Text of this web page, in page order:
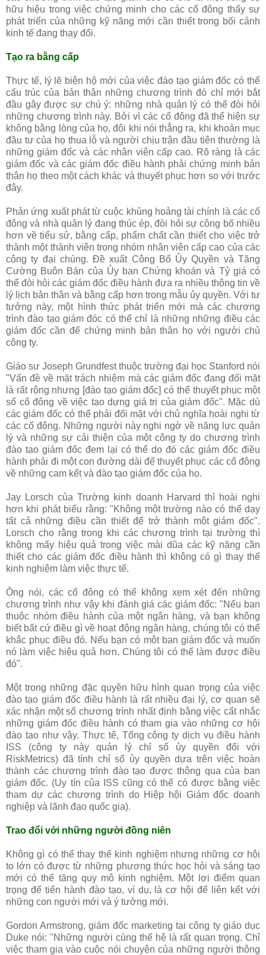
hữu hiệu trong việc chứng minh cho các cổ đông thấy sự
phát triển của những kỹ năng mới cần thiết trong bối cảnh
kinh tế đang thay đổi.
Tạo ra bằng cấp
Thực tế, lý lẽ biện hộ mới của việc đào tạo giám đốc có thể
cấu trúc của bản thân những chương trình đó chỉ mới bắt
đầu gây được sự chú ý: những nhà quản lý có thể đòi hỏi
những chương trình này. Bởi vì các cổ đông đã thể hiện sự
không bằng lòng của họ, đôi khi nói thẳng ra, khi khoản mục
đầu tư của họ thua lỗ và người chịu trận đầu tiên thường là
những giám đốc và các nhân viên cấp cao. Rõ ràng là các
giám đốc và các giám đốc điều hành phải chứng minh bản
thân họ theo một cách khác và thuyết phục hơn so với trước
đây.
Phản ứng xuất phát từ cuộc khủng hoảng tài chính là các cổ
đông và nhà quản lý đang thúc ép, đòi hỏi sự công bố nhiều
hơn về tiểu sử, bằng cấp, phẩm chất cần thiết cho việc trở
thành một thành viên trong nhóm nhân viên cấp cao của các
công ty đại chúng. Đề xuất Công Bố Ủy Quyền và Tăng
Cường Buôn Bán của Ủy ban Chứng khoán và Tỷ giá có
thể đòi hỏi các giám đốc điều hành đưa ra nhiều thông tin về
lý lịch bản thân và bằng cấp hơn trong mẫu ủy quyền. Với tư
tưởng này, một hình thức phát triển mới mà các chương
trình đào tạo giám đóc có thể chỉ là những những điều các
giám đốc cần để chứng minh bản thân họ với người chủ
công ty.
Giáo sư Joseph Grundfest thuộc trường đại học Stanford nói
"Vấn đề về mặt trách nhiệm mà các giám đốc đang đối mặt
là rất rộng nhưng [đào tạo giám đốc] có thể thuyết phục một
số cổ đông về việc tạo dựng giá trị của giám đốc". Mặc dù
các giám đốc có thể phải đối mặt với chủ nghĩa hoài nghi từ
các cổ đông. Những người này nghi ngờ về năng lực quản
lý và những sự cải thiện của một công ty do chương trình
đào tạo giám đốc đem lại có thể do đó các giám đốc điều
hành phải đi một con đường dài để thuyết phục các cổ đông
về những cam kết và đào tạo giám đốc của họ.
Jay Lorsch của Trường kinh doanh Harvard thì hoài nghi
hơn khi phát biểu rằng: "Không một trường nào có thể dạy
tất cả những điều cần thiết để trở thành một giám đốc".
Lorsch cho rằng trong khi các chương trình tại trường thì
không mấy hiệu quả trong việc mài dũa các kỹ năng cần
thiết cho các giám đốc điều hành thì không có gì thay thế
kinh nghiệm làm việc thực tế.
Ông nói, các cổ đông có thể không xem xét đến những
chương trình như vậy khi đánh giá các giám đốc: "Nếu bạn
thuộc nhóm điều hành của một ngân hàng, và bạn không
biết bất cứ điều gì về hoạt động ngân hàng, chúng tôi có thể
khắc phục điều đó. Nếu bạn có một ban giám đốc và muốn
nó làm việc hiệu quả hơn. Chúng tôi có thể làm được điều
đó".
Một trong những đặc quyền hữu hình quan trọng của việc
đào tạo giám đốc điều hành là rất nhiều đại lý, cơ quan sẽ
xác nhận một số chương trình nhất định bằng việc cất nhắc
những giám đốc điều hành có tham gia vào những cơ hội
đào tạo như vậy. Thực tế, Tổng công ty dịch vụ điều hành
ISS (công ty này quản lý chỉ số ủy quyền đối với
RiskMetrics) đã tính chỉ số ủy quyền dựa trên việc hoàn
thành các chương trình đào tạo được thông qua của ban
giám đốc. (Uy tín của ISS cũng có thể có được bằng việc
tham dự các chương trình do Hiệp hội Giám đốc doanh
nghiệp và lãnh đạo quốc gia).
Trao đổi với những người đồng niên
Không gì có thể thay thế kinh nghiệm nhưng những cơ hội
to lớn có được từ những phương thức học hỏi và sáng tạo
mới có thể tăng quy mô kinh nghiệm. Một lợi điểm quan
trọng để tiến hành đào tạo, ví dụ, là cơ hội để liên kết với
những con người mới và ý tưởng mới.
Gordon Armstrong, giám đốc marketing tại công ty giáo dục
Duke nói: "Những người cùng thế hệ là rất quan trọng. Chỉ
việc tham gia vào cuộc nói chuyện của những người thông